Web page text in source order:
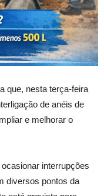
que, nesta terça-feira
de anéis de
e melhorar o
interrupções
diversos pontos da